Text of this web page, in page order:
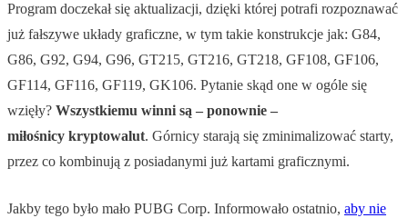
Program doczekał się aktualizacji, dzięki której potrafi rozpoznawać
już fałszywe układy graficzne, w tym takie konstrukcje jak: G84,
G86, G92, G94, G96, GT215, GT216, GT218, GF108, GF106,
GF114, GF116, GF119, GK106. Pytanie skąd one w ogóle się
wzięły? Wszystkiemu winni są – ponownie –
miłośnicy kryptowalut. Górnicy starają się zminimalizować starty,
przez co kombinują z posiadanymi już kartami graficznymi.
Jakby tego było mało PUBG Corp. Informowało ostatnio, aby nie